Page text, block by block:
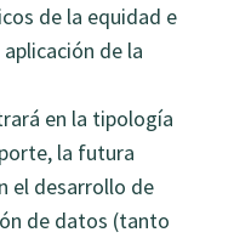
de la equidad e
de la
en la tipología
la futura
el desarrollo de
de datos (tanto